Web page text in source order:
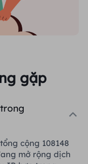
gặp
cộng 108148
mở rộng dịch